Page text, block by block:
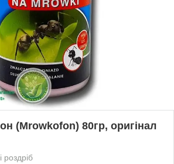
(Mrowkofon) 80гр, оригінал
роздріб